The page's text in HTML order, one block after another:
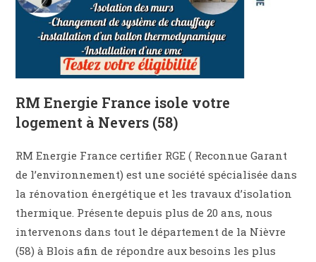
RM Energie France isole votre
logement à Nevers (58)
RM Energie France certifier RGE ( Reconnue Garant
de l’environnement) est une société spécialisée dans
la rénovation énergétique et les travaux d’isolation
thermique. Présente depuis plus de 20 ans, nous
intervenons dans tout le département de la Nièvre
(58) à Blois afin de répondre aux besoins les plus